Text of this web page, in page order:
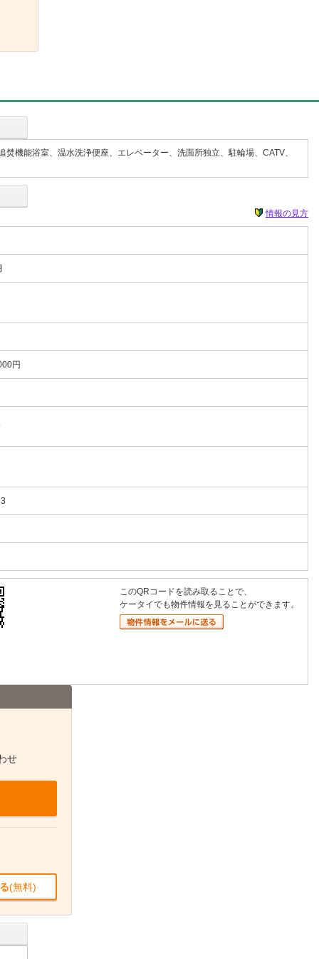
機能浴室、温水洗浄便座、エレベーター、洗面所独立、駐輪場、CATV、
情報の見方
円
このQRコードを読み取ることで、
ケータイでも物件情報を見ることができます。
せ
(無料)